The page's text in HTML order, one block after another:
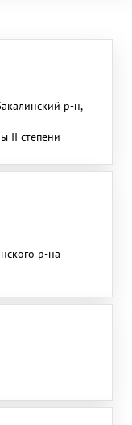
р-н,
II степени
р-на